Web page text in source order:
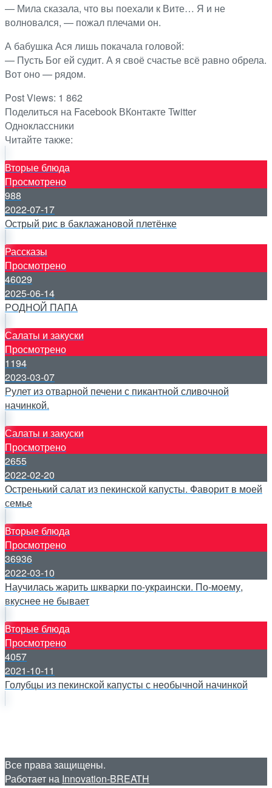
— Мила сказала, что вы поехали к Вите… Я и не
волновался, — пожал плечами он.
А бабушка Ася лишь покачала головой:
— Пусть Бог ей судит. А я своё счастье всё равно обрела.
Вот оно — рядом.
Post Views: 1 862
Поделиться на Facebook ВКонтактеTwitter
Одноклассники
Читайте также:
Вторые блюда
Просмотрено
988
2022-07-17
Острый рис в баклажановой плетёнке
Рассказы
Просмотрено
46029
2025-06-14
РОДНОЙ ПАПА
Салаты и закуски
Просмотрено
1194
2023-03-07
Рулет из отварной печени с пикантной сливочной
начинкой.
Салаты и закуски
Просмотрено
2655
2022-02-20
Остренький салат из пекинской капусты. Фаворит в моей
семье
Вторые блюда
Просмотрено
36936
2022-03-10
Научилась жарить шкварки по-украински. По-моему,
вкуснее не бывает
Вторые блюда
Просмотрено
4057
2021-10-11
Голубцы из пекинской капусты с необычной начинкой
Все права защищены.
Работает на Innovation-BREATH